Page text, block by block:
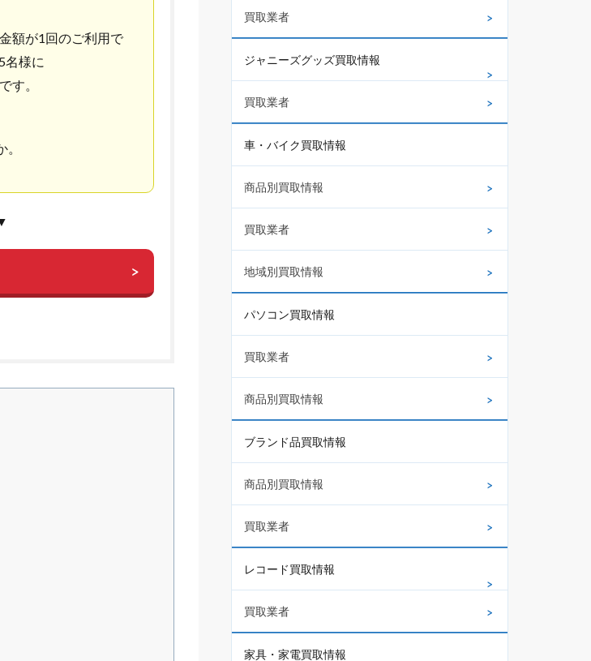
額が1回のご利用で
名様に
です。
買取業者
ジャニーズグッズ買取情報
買取業者
車・バイク買取情報
商品別買取情報
買取業者
地域別買取情報
パソコン買取情報
買取業者
商品別買取情報
ブランド品買取情報
商品別買取情報
買取業者
レコード買取情報
買取業者
家具・家電買取情報